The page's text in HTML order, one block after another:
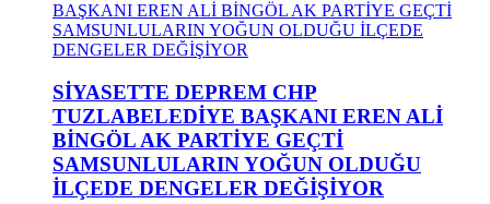
SİYASETTE DEPREM CHP
TUZLABELEDİYE BAŞKANI EREN ALİ
BİNGÖL AK PARTİYE GEÇTİ
SAMSUNLULARIN YOĞUN OLDUĞU
İLÇEDE DENGELER DEĞİŞİYOR